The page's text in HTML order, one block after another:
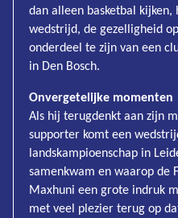
dan alleen basketbal kijken,
wedstrijd, de gezelligheid
onderdeel te zijn van een
in Den Bosch.
Onvergetelijke momenten
Als hij terugdenkt aan zijn
supporter komt een
landskampioenschap in
samenkwam en waarop de
Maxhuni een grote indruk
met veel plezier terug op